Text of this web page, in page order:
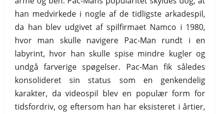
han medvirkede i nogle af de tidligste arkadespil,
da han blev udgivet af spilfirmaet Namco i 1980,
hvor man skulle navigere Pac-Man rundt i en
labyrint, hvor han skulle spise mindre kugler og
undgå farverige spøgelser. Pac-Man fik således
konsolideret sin status som en genkendelig
karakter, da videospil blev en populær form for
tidsfordriv, og eftersom han har eksisteret i årtier,